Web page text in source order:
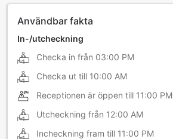
Användbar fakta
In-/utcheckning
Checka in från 03:00 PM
Checka ut till 10:00 AM
Receptionen är öppen till 11:00 PM
Utcheckning från 12:00 AM
Incheckning fram till 11:00 PM